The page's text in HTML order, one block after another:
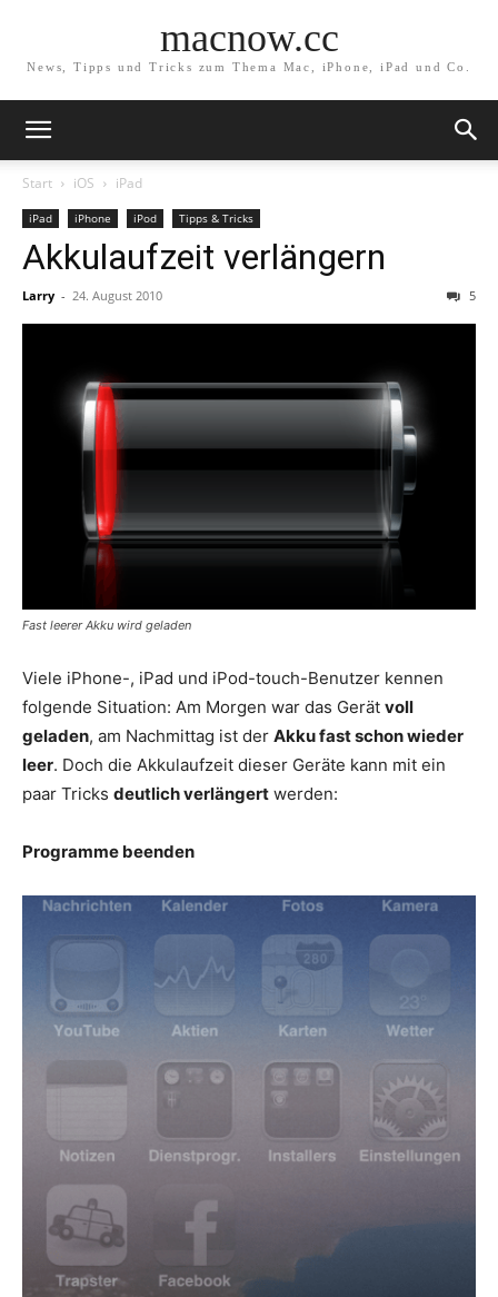
macnow.cc
News, Tipps und Tricks zum Thema Mac, iPhone, iPad und Co.
Start iOS iPad
iPad iPhone iPod Tipps & Tricks
Akkulaufzeit verlängern
Larry - 24. August 2010 5
Fast leerer Akku wird geladen
Viele iPhone-, iPad und iPod-touch-Benutzer kennen
folgende Situation: Am Morgen war das Gerät voll
geladen, am Nachmittag ist der Akku fast schon wieder
leer. Doch die Akkulaufzeit dieser Geräte kann mit ein
paar Tricks deutlich verlängert werden:
Programme beenden